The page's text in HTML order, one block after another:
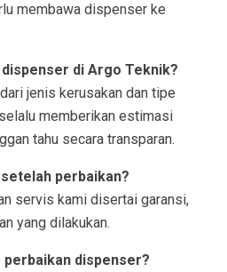
membawa dispenser ke
di Argo Teknik?
jenis kerusakan dan tipe
memberikan estimasi
tahu secara transparan.
perbaikan?
servis kami disertai garansi,
yang dilakukan.
dispenser?